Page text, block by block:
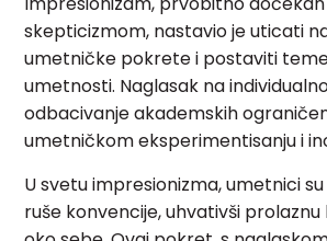
skepticizmom, nastavio je uticati
umetničke pokrete i postaviti
umetnosti. Naglasak na
odbacivanje akademskih
umetničkom eksperimentisanju i
U svetu impresionizma, umetnici su
ruše konvencije, uhvativši